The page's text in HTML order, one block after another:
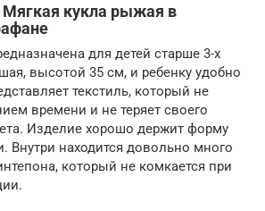
кукла рыжая в
для детей старше 3-х
высотой 35 см, и ребенку удобно
текстиль, который не
времени и не теряет своего
Изделие хорошо держит форму
Внутри находится довольно много
который не комкается при